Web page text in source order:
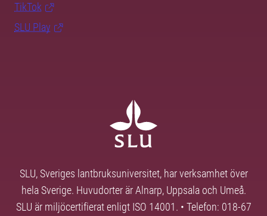
TikTok
SLU Play
SLU, Sveriges lantbruksuniversitet, har verksamhet över
hela Sverige. Huvudorter är Alnarp, Uppsala och Umeå.
SLU är miljöcertifierat enligt ISO 14001. • Telefon: 018-67